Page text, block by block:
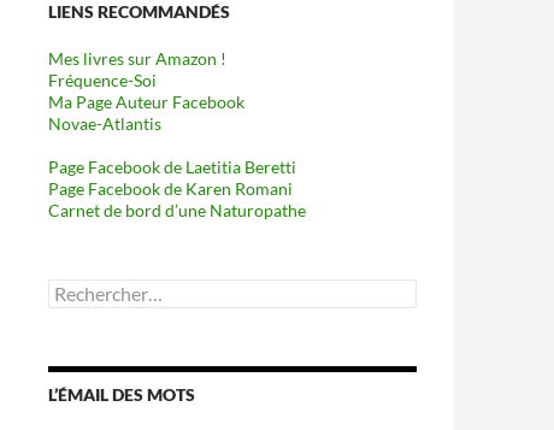
LIENS RECOMMANDÉS
Mes livres sur Amazon !
Fréquence-Soi
Ma Page Auteur Facebook
Novae-Atlantis
Page Facebook de Laetitia Beretti
Page Facebook de Karen Romani
Carnet de bord d’une Naturopathe
Rechercher :
L’ÉMAIL DES MOTS